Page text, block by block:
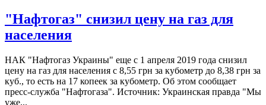
"Нафтогаз" снизил цену на газ для
населения
НАК "Нафтогаз Украины" еще с 1 апреля 2019 года снизил
цену на газ для населения с 8,55 грн за кубометр до 8,38 грн за
куб., то есть на 17 копеек за кубометр. Об этом сообщает
пресс-служба "Нафтогаза". Источник: Украинская правда "Мы
уже...